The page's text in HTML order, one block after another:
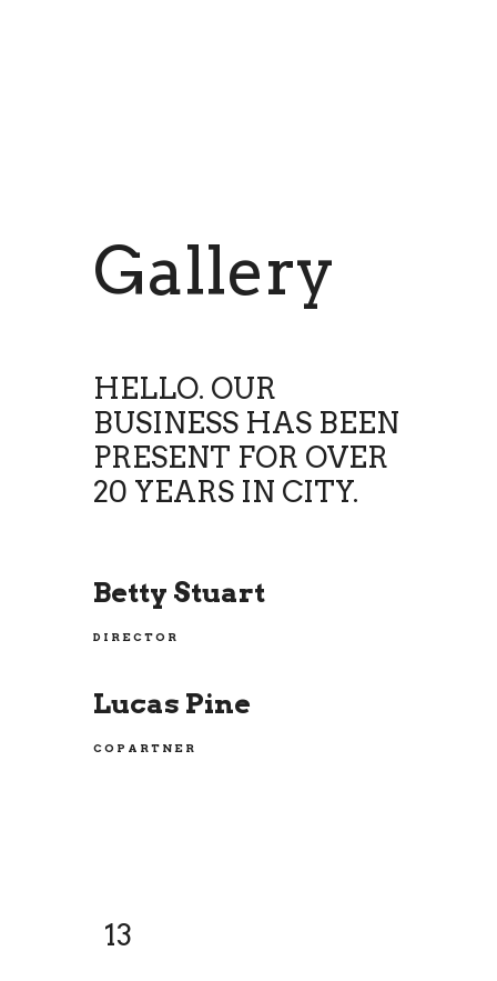
Gallery
HELLO. OUR
BUSINESS HAS BEEN
PRESENT FOR OVER
20 YEARS IN CITY.
Betty Stuart
DIRECTOR
Lucas Pine
COPARTNER
13